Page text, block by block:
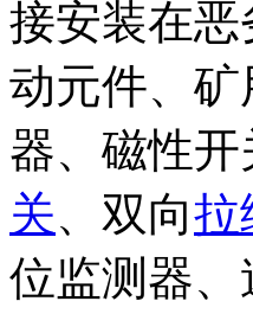
接安装在
动元件、
器、磁性
关、双向拉
位监测器